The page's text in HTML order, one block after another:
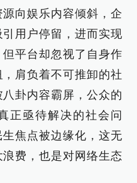
向娱乐内容倾斜，企
用户停留，进而实现
平台却忽视了自身作
肩负着不可推卸的社
卦内容霸屏，公众的
正亟待解决的社会问
焦点被边缘化，这无
费，也是对网络生态